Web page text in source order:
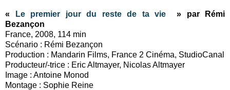
« Le premier jour du reste de ta vie » par Rémi
Bezançon
France, 2008, 114 min
Scénario : Rémi Bezançon
Production : Mandarin Films, France 2 Cinéma, StudioCanal
Producteur/-trice : Eric Altmayer, Nicolas Altmayer
Image : Antoine Monod
Montage : Sophie Reine